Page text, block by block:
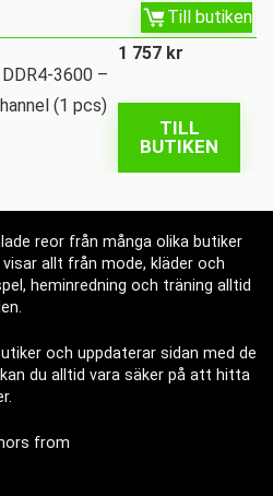
Till butiken
1 757 kr
TILL
BUTIKEN
reor från många olika butiker
allt från mode, kläder och
heminredning och träning alltid
och uppdaterar sidan med de
du alltid vara säker på att hitta
from